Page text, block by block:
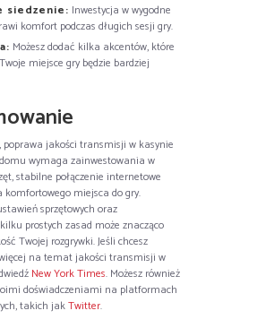
siedzenie: Inwestycja w wygodne
komfort podczas długich sesji gry.
Możesz dodać kilka akcentów, które
miejsce gry będzie bardziej
poprawa jakości transmisji w kasynie
wymaga zainwestowania w
stabilne połączenie internetowe
komfortowego miejsca do gry.
sprzętowych oraz
prostych zasad może znacząco
Twojej rozgrywki. Jeśli chcesz
na temat jakości transmisji w
New York Times. Możesz również
doświadczeniami na platformach
takich jakTwitter.